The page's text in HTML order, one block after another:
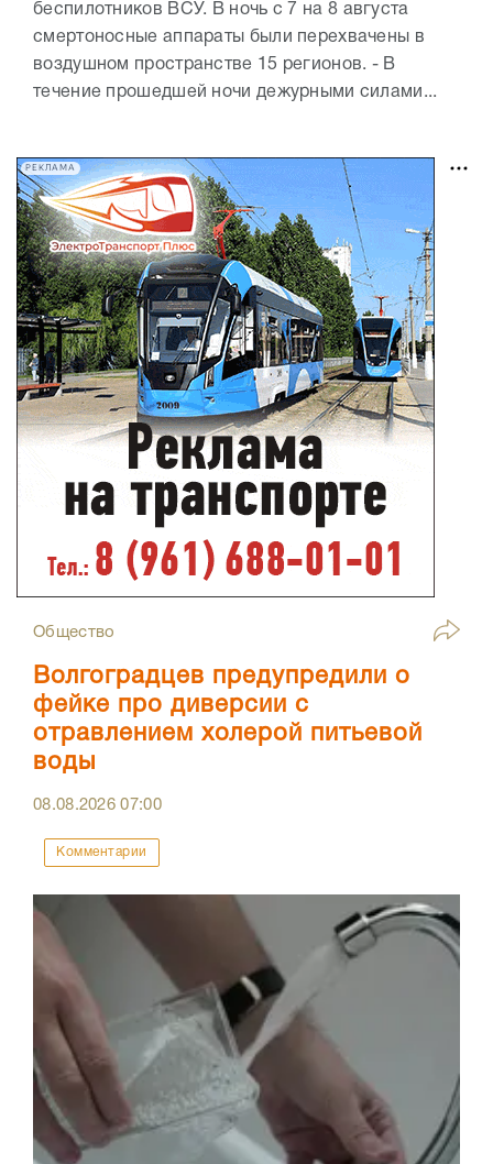
беспилотников ВСУ. В ночь с 7 на 8 августа
смертоносные аппараты были перехвачены в
воздушном пространстве 15 регионов. - В
течение прошедшей ночи дежурными силами...
РЕКЛАМА
Общество
Волгоградцев предупредили о
фейке про диверсии с
отравлением холерой питьевой
воды
08.08.202607:00
Комментарии